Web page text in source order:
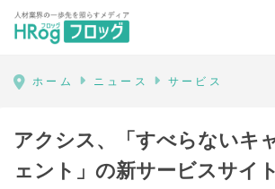
HRog | 人材業界の一歩先を
ホーム ニュース サービス
アクシス、「すべらないキ
ェント」の新サービスサイ